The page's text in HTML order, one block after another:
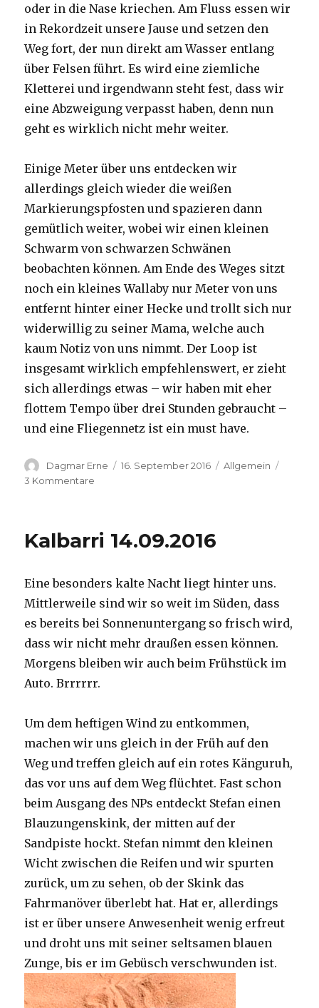
oder in die Nase kriechen. Am Fluss essen wir
in Rekordzeit unsere Jause und setzen den
Weg fort, der nun direkt am Wasser entlang
über Felsen führt. Es wird eine ziemliche
Kletterei und irgendwann steht fest, dass wir
eine Abzweigung verpasst haben, denn nun
geht es wirklich nicht mehr weiter.
Einige Meter über uns entdecken wir
allerdings gleich wieder die weißen
Markierungspfosten und spazieren dann
gemütlich weiter, wobei wir einen kleinen
Schwarm von schwarzen Schwänen
beobachten können. Am Ende des Weges sitzt
noch ein kleines Wallaby nur Meter von uns
entfernt hinter einer Hecke und trollt sich nur
widerwillig zu seiner Mama, welche auch
kaum Notiz von uns nimmt. Der Loop ist
insgesamt wirklich empfehlenswert, er zieht
sich allerdings etwas – wir haben mit eher
flottem Tempo über drei Stunden gebraucht –
und eine Fliegennetz ist ein must have.
Autor
Dagmar Erne
Veröffentlicht
16. September 2016 Kategorien
Allgemein
3 Kommentare
Kalbarri 14.09.2016
Eine besonders kalte Nacht liegt hinter uns.
Mittlerweile sind wir so weit im Süden, dass
es bereits bei Sonnenuntergang so frisch wird,
dass wir nicht mehr draußen essen können.
Morgens bleiben wir auch beim Frühstück im
Auto. Brrrrrr.
Um dem heftigen Wind zu entkommen,
machen wir uns gleich in der Früh auf den
Weg und treffen gleich auf ein rotes Känguruh,
das vor uns auf dem Weg flüchtet. Fast schon
beim Ausgang des NPs entdeckt Stefan einen
Blauzungenskink, der mitten auf der
Sandpiste hockt. Stefan nimmt den kleinen
Wicht zwischen die Reifen und wir spurten
zurück, um zu sehen, ob der Skink das
Fahrmanöver überlebt hat. Hat er, allerdings
ist er über unsere Anwesenheit wenig erfreut
und droht uns mit seiner seltsamen blauen
Zunge, bis er im Gebüsch verschwunden ist.